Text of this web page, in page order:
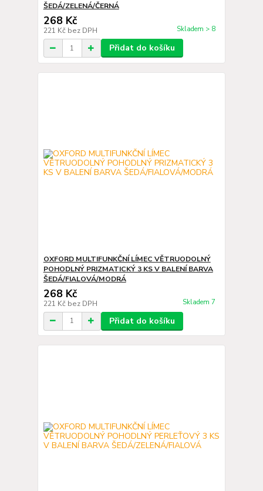
ŠEDÁ/ZELENÁ/ČERNÁ
268 Kč
221 Kč bez DPH Skladem > 8
Přidat do košíku
OXFORD MULTIFUNKČNÍ LÍMEC VĚTRUODOLNÝ
POHODLNÝ PRIZMATICKÝ 3 KS V BALENÍ BARVA
ŠEDÁ/FIALOVÁ/MODRÁ
268 Kč
221 Kč bez DPH Skladem 7
Přidat do košíku